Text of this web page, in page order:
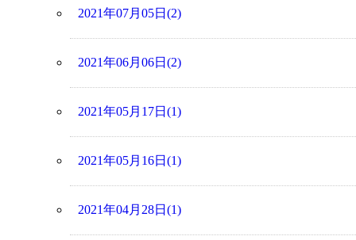
2021年07月05日(2)
2021年06月06日(2)
2021年05月17日(1)
2021年05月16日(1)
2021年04月28日(1)